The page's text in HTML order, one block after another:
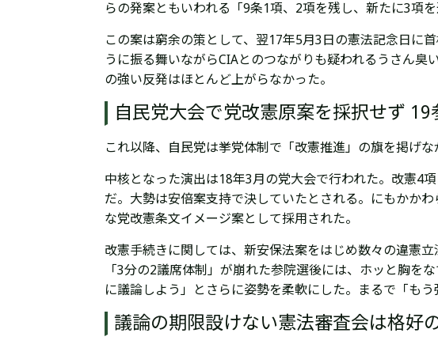
らの発案ともいわれる「9条1項、2項を残し、新たに3項
この案は窮余の策として、翌17年5月3日の憲法記念日に
うに振る舞いながらCIAとのつながりも疑われるうさん
の強い反発はほとんど上がらなかった。
自民党大会で党改憲原案を採択せず
これ以降、自民党は挙党体制で「改憲推進」の旗を掲げ
中核となった演出は18年3月の党大会で行われた。改憲4
だ。大勢は安倍案支持で決していたとされる。にもかか
な党改憲条文イメージ案として採用された。
改憲手続きに関しては、新安保法案をはじめ数々の違憲
「3分の2議席体制」が崩れた参院選後には、ホッと胸を
に議論しよう」とさらに姿勢を柔軟にした。まるで「も
議論の期限設けない憲法審査会は格好